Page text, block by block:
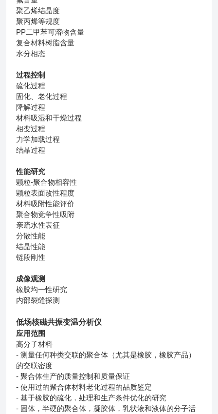
聚乙烯结晶度
聚丙烯等规度
PP二甲苯可溶物含量
复合材料树脂含量
水分相态
过程控制
硫化过程
固化、老化过程
降解过程
材料吸湿和干燥过程
相变过程
力学加载过程
结晶过程
性能研究
颗粒-聚合物相容性
颗粒表面改性程度
材料吸附性能评价
聚合物竞争性吸附
亲疏水性表征
分散性能
结晶性能
链段刚性
成像观测
橡胶均一性研究
内部裂缝探测
低场核磁共振变温分析仪
应用范围
高分子材料
- 测量任何种类交联的聚合体（尤其是橡胶，橡胶产品）
的交联密度
- 聚合体生产的质量控制和质量保证
- 使用过的聚合体材料老化过程的品质鉴定
- 基于橡胶的硫化，处理和生产条件优化的研究
- 固体，半硬的聚合体，凝胶体，乳状液和液体的分子活